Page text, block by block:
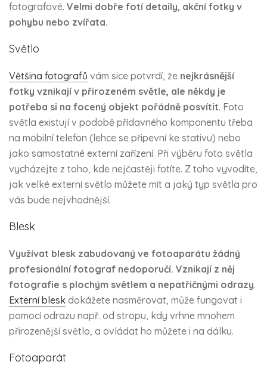
fotografové. Velmi dobře fotí detaily, akční fotky v
pohybu nebo zvířata.
Světlo
Většina fotografů vám sice potvrdí, že nejkrásnější
fotky vznikají v přirozeném světle, ale někdy je
potřeba si na focený objekt pořádně posvítit. Foto
světla existují v podobě přídavného komponentu třeba
na mobilní telefon (lehce se připevní ke stativu) nebo
jako samostatné externí zařízení. Při výběru foto světla
vycházejte z toho, kde nejčastěji fotíte. Z toho vyvodíte,
jak velké externí světlo můžete mít a jaký typ světla pro
vás bude nejvhodnější.
Blesk
Využívat blesk zabudovaný ve fotoaparátu žádný
profesionální fotograf nedoporučí. Vznikají z něj
fotografie s plochým světlem a nepatřičnými odrazy.
Externí blesk dokážete nasměrovat, může fungovat i
pomocí odrazu např. od stropu, kdy vrhne mnohem
přirozenější světlo, a ovládat ho můžete i na dálku.
Fotoaparát